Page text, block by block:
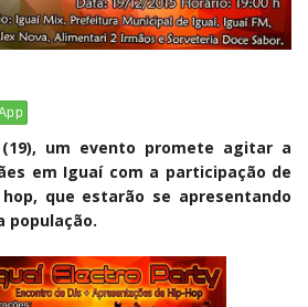
um evento promete agitar a
em Iguaí com a participação de
que estarão se apresentando
população.